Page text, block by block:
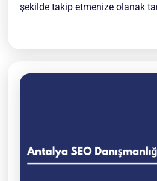
şekilde takip etmenize olanak